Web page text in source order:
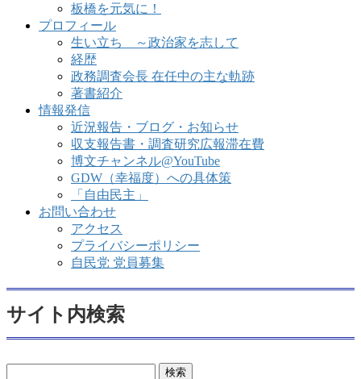
板橋を元気に！
プロフィール
生い立ち ～政治家を志して
経歴
政務調査会長 在任中の主な軌跡
著書紹介
情報発信
近況報告・ブログ・お知らせ
収支報告書・調査研究広報滞在費
博文チャンネル@YouTube
GDW（幸福度）への具体策
「自由民主」
お問い合わせ
アクセス
プライバシーポリシー
自民党 党員募集
サイト内検索